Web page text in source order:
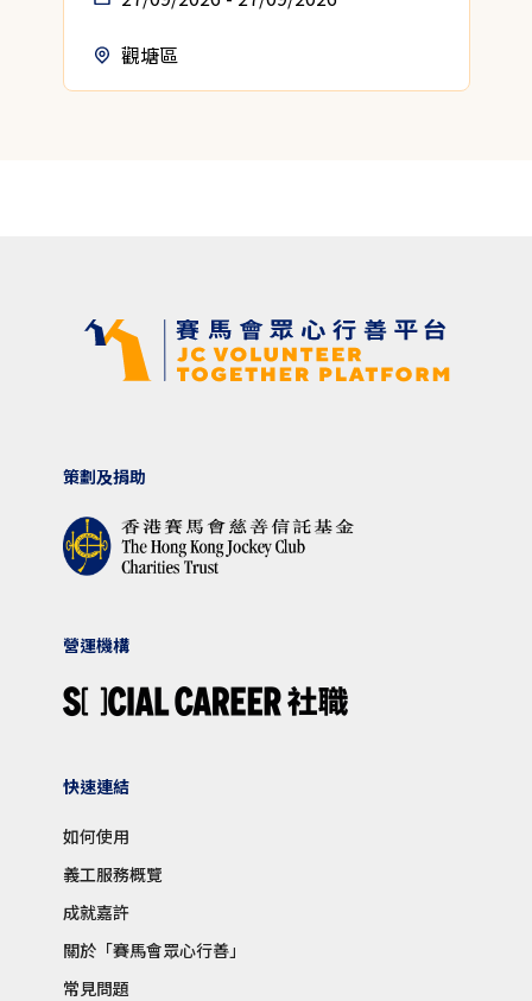
觀塘區
策劃及捐助
營運機構
快速連結
如何使用
義工服務概覽
成就嘉許
關於「賽馬會眾心行善」
常見問題